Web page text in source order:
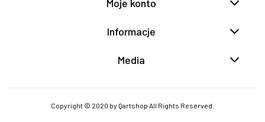
Moje konto
Informacje
Media
Copyright © 2020 by Qartshop All Rights Reserved.